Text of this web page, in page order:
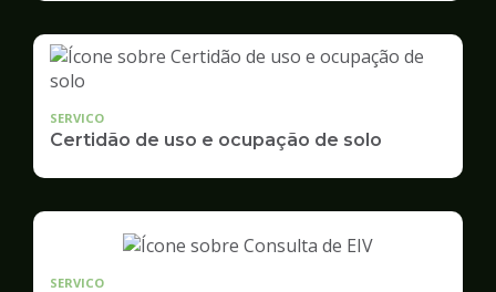
SERVICO
Certidão de uso e ocupação de solo
SERVICO